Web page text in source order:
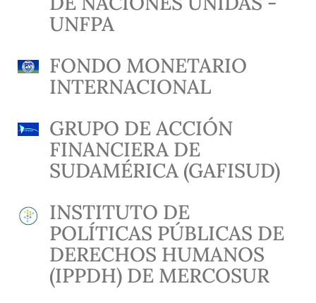
UNFPA
FONDO MONETARIO
INTERNACIONAL
GRUPO DE ACCIÓN
FINANCIERA DE
SUDAMÉRICA (GAFISUD)
INSTITUTO DE
POLÍTICAS PÚBLICAS DE
DERECHOS HUMANOS
(IPPDH) DE MERCOSUR